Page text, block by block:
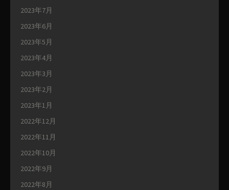
2023年7月
2023年6月
2023年5月
2023年4月
2023年3月
2023年2月
2023年1月
2022年12月
2022年11月
2022年10月
2022年9月
2022年8月